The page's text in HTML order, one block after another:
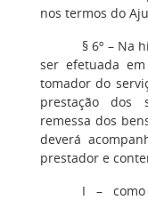
nos termos do
§ 6º – Na
ser efetuada
tomador do
prestação dos
remessa dos
deverá
prestador e
I–